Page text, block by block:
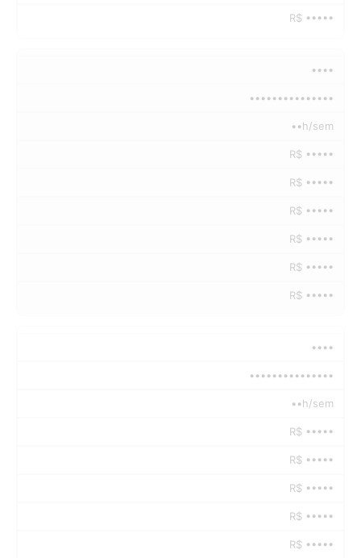
R$ •••••
••••
•••••••••••••••
••h/sem
R$ •••••
R$ •••••
R$ •••••
R$ •••••
R$ •••••
R$ •••••
••••
•••••••••••••••
••h/sem
R$ •••••
R$ •••••
R$ •••••
R$ •••••
R$ •••••